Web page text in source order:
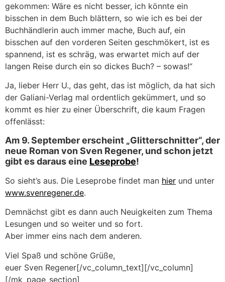
gekommen: Wäre es nicht besser, ich könnte ein
bisschen in dem Buch blättern, so wie ich es bei der
Buchhändlerin auch immer mache, Buch auf, ein
bisschen auf den vorderen Seiten geschmökert, ist es
spannend, ist es schräg, was erwartet mich auf der
langen Reise durch ein so dickes Buch? – sowas!“
Ja, lieber Herr U., das geht, das ist möglich, da hat sich
der Galiani-Verlag mal ordentlich gekümmert, und so
kommt es hier zu einer Überschrift, die kaum Fragen
offenlässt:
Am 9. September erscheint „Glitterschnitter“, der
neue Roman von Sven Regener, und schon jetzt
gibt es daraus eine Leseprobe!
So sieht’s aus. Die Leseprobe findet man hier und unter
www.svenregener.de.
Demnächst gibt es dann auch Neuigkeiten zum Thema
Lesungen und so weiter und so fort.
Aber immer eins nach dem anderen.
Viel Spaß und schöne Grüße,
euer Sven Regener[/vc_column_text][/vc_column]
[/mk_page_section]